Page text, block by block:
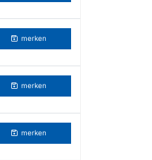
merken
merken
merken